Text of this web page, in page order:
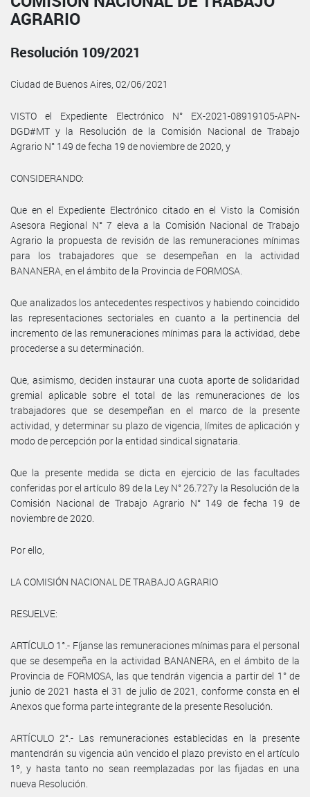
AGRARIO
Resolución 109/2021
Ciudad de Buenos Aires, 02/06/2021
VISTO el Expediente Electrónico N° EX-2021-08919105-APN-
DGD#MT y la Resolución de la Comisión Nacional de Trabajo
Agrario N° 149 de fecha 19 de noviembre de 2020, y
CONSIDERANDO:
Que en el Expediente Electrónico citado en el Visto la Comisión
Asesora Regional N° 7 eleva a la Comisión Nacional de Trabajo
Agrario la propuesta de revisión de las remuneraciones mínimas
para los trabajadores que se desempeñan en la actividad
BANANERA, en el ámbito de la Provincia de FORMOSA.
Que analizados los antecedentes respectivos y habiendo coincidido
las representaciones sectoriales en cuanto a la pertinencia del
incremento de las remuneraciones mínimas para la actividad, debe
procederse a su determinación.
Que, asimismo, deciden instaurar una cuota aporte de solidaridad
gremial aplicable sobre el total de las remuneraciones de los
trabajadores que se desempeñan en el marco de la presente
actividad, y determinar su plazo de vigencia, límites de aplicación y
modo de percepción por la entidad sindical signataria.
Que la presente medida se dicta en ejercicio de las facultades
conferidas por el artículo 89 de la Ley N° 26.727y la Resolución de la
Comisión Nacional de Trabajo Agrario N° 149 de fecha 19 de
noviembre de 2020.
Por ello,
LA COMISIÓN NACIONAL DE TRABAJO AGRARIO
RESUELVE:
ARTÍCULO 1°.- Fíjanse las remuneraciones mínimas para el personal
que se desempeña en la actividad BANANERA, en el ámbito de la
Provincia de FORMOSA, las que tendrán vigencia a partir del 1° de
junio de 2021 hasta el 31 de julio de 2021, conforme consta en el
Anexos que forma parte integrante de la presente Resolución.
ARTÍCULO 2°.- Las remuneraciones establecidas en la presente
mantendrán su vigencia aún vencido el plazo previsto en el artículo
1º, y hasta tanto no sean reemplazadas por las fijadas en una
nueva Resolución.